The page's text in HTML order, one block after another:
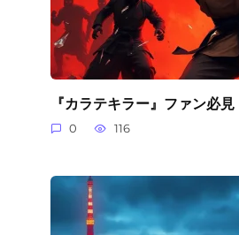
『カラテキラー』ファン必
0 116